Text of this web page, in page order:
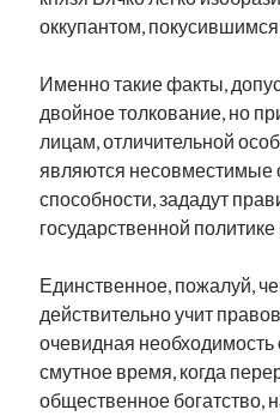
оккупантом,
Именно такие факты,
двойное толкование, но
лицам, отличительной
являются несовместимые
способности, зададут
государственной
Единственное, пожалуй,
действительно учит
очевидная необходимость
смутное время, когда
общественное богатство,